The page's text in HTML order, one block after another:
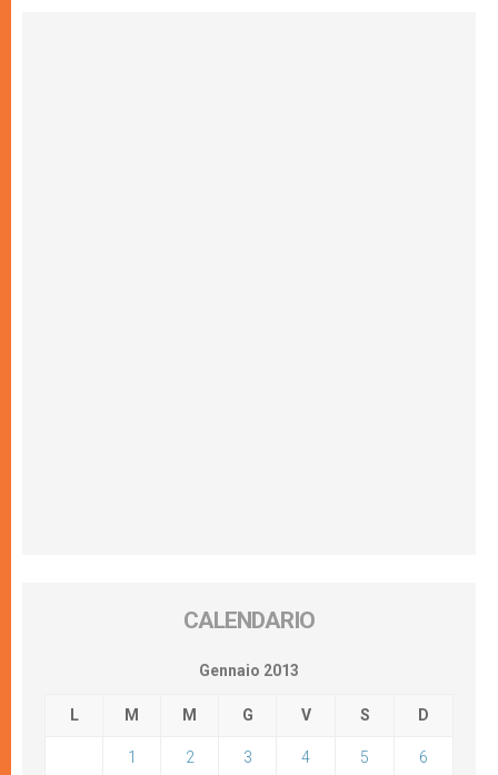
CALENDARIO
Gennaio 2013
L M M G V S D
1 2 3 4 5 6